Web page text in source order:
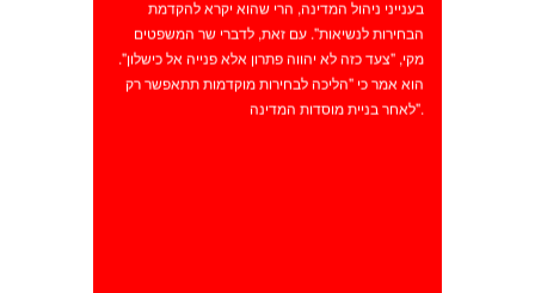
הבחירות לנשיאות". עם זאת, לדברי שר המשפטים
מקי, "צעד כזה לא יהווה פתרון אלא פנייה אל כישלון".
הוא אמר כי "הליכה לבחירות מוקדמות תתאפשר רק
לאחר בניית מוסדות המדינה".